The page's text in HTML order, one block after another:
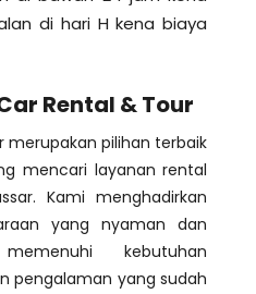
di hari H kena biaya
Rental & Tour
merupakan pilihan terbaik
mencari layanan rental
Kami menghadirkan
yang nyaman dan
kebutuhan
pengalaman yang sudah